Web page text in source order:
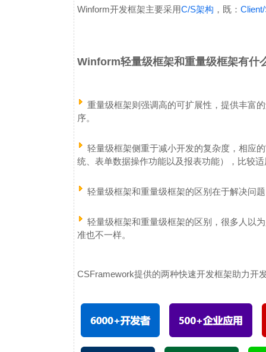
Winform开发框架主要采用C/S架构 ，既：
Winform轻量级框架和重量级框架有什
重量级框架则强调高的可扩展性，提供丰富
序。
轻量级框架侧重于减小开发的复杂度，相应
统、表单数据操作功能以及报表功能），比较
轻量级框架和重量级框架的区别在于解决问
轻量级框架和重量级框架的区别，很多人以
准也不一样。
CSFramework提供的两种快速开发框架助力开